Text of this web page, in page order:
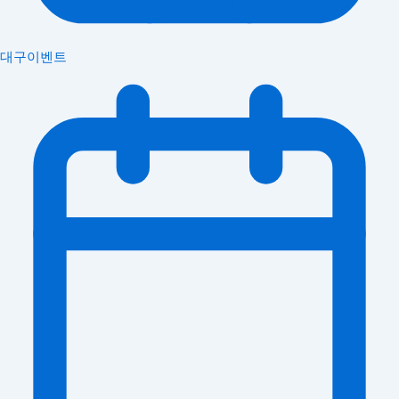
대구이벤트